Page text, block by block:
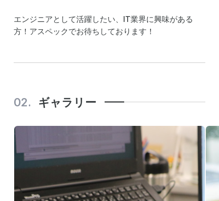
エンジニアとして活躍したい、IT業界に興味がある
方！アスペックでお待ちしております！
ギャラリー